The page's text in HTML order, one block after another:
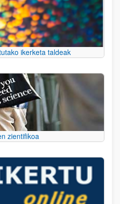
ikerketa taldeak
zientifikoa